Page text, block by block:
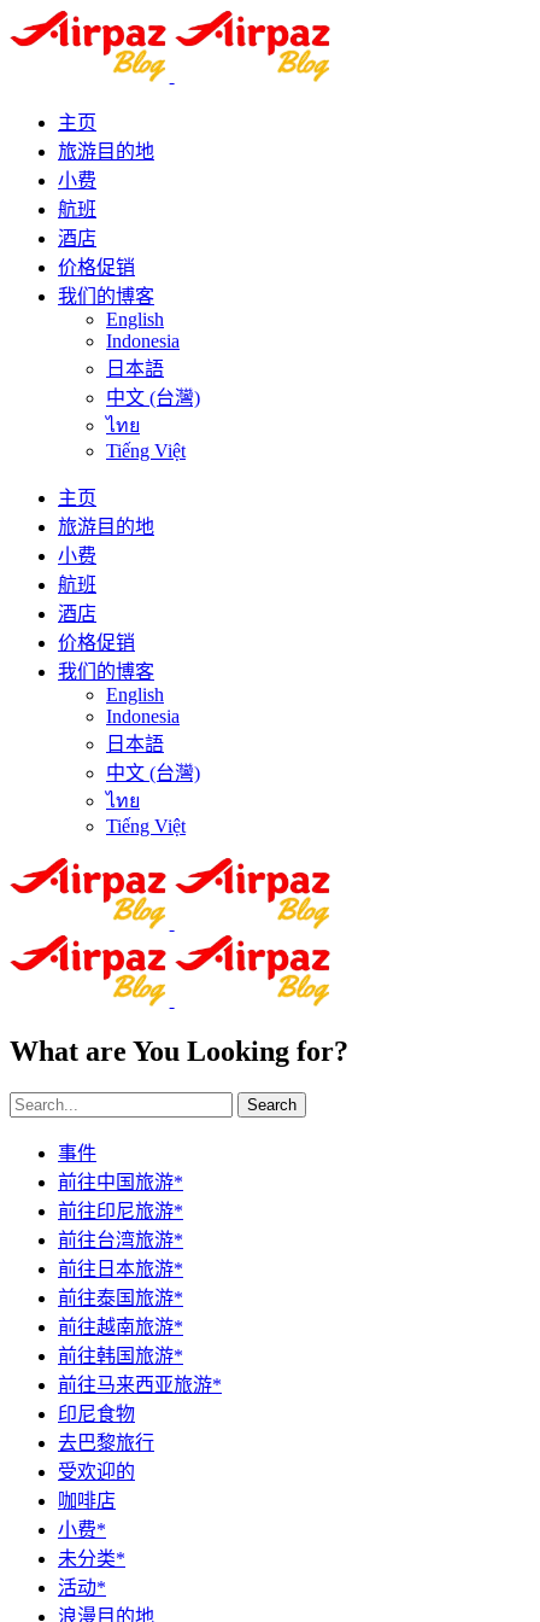
主页
旅游目的地
小费
航班
酒店
价格促销
我们的博客
English
Indonesia
日本語
中文 (台灣)
ไทย
Tiếng Việt
主页
旅游目的地
小费
航班
酒店
价格促销
我们的博客
English
Indonesia
日本語
中文 (台灣)
ไทย
Tiếng Việt
What are You Looking for?
Search
事件
前往中国旅游*
前往印尼旅游*
前往台湾旅游*
前往日本旅游*
前往泰国旅游*
前往越南旅游*
前往韩国旅游*
前往马来西亚旅游*
印尼食物
去巴黎旅行
受欢迎的
咖啡店
小费*
未分类*
活动*
浪漫目的地